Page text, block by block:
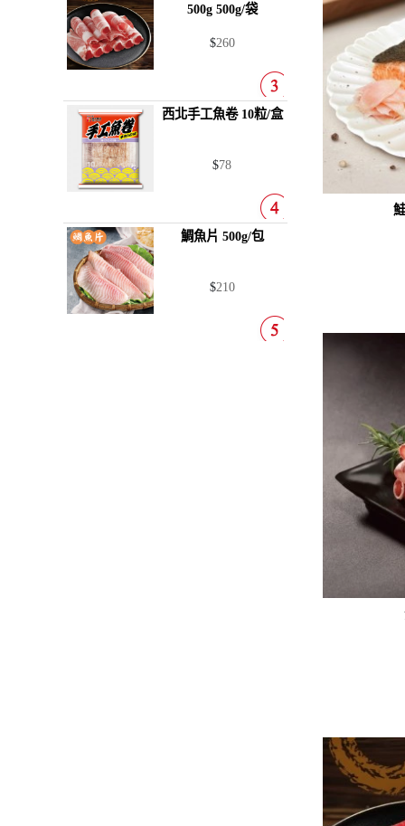
500g 500g/袋
$260
西北手工魚卷 10粒/盒
$78
鯛魚片 500g/包
$210